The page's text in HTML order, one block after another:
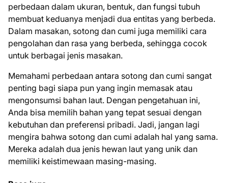
perbedaan dalam ukuran, bentuk, dan fungsi tubuh
membuat keduanya menjadi dua entitas yang berbeda.
Dalam masakan, sotong dan cumi juga memiliki cara
pengolahan dan rasa yang berbeda, sehingga cocok
untuk berbagai jenis masakan.
Memahami perbedaan antara sotong dan cumi sangat
penting bagi siapa pun yang ingin memasak atau
mengonsumsi bahan laut. Dengan pengetahuan ini,
Anda bisa memilih bahan yang tepat sesuai dengan
kebutuhan dan preferensi pribadi. Jadi, jangan lagi
mengira bahwa sotong dan cumi adalah hal yang sama.
Mereka adalah dua jenis hewan laut yang unik dan
memiliki keistimewaan masing-masing.